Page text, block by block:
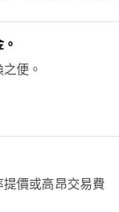
便。
價或高昂交易費